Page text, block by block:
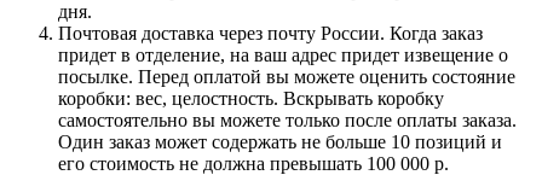
дня.
Почтовая доставка через почту России. Когда заказ
придет в отделение, на ваш адрес придет извещение о
посылке. Перед оплатой вы можете оценить состояние
коробки: вес, целостность. Вскрывать коробку
самостоятельно вы можете только после оплаты заказа.
Один заказ может содержать не больше 10 позиций и
его стоимость не должна превышать 100 000 р.